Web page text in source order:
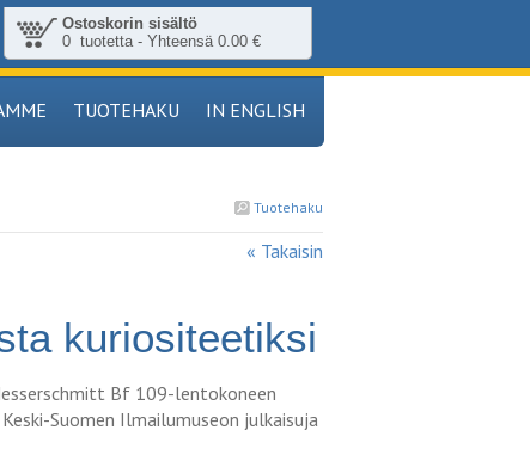
Ostoskorin sisältö
0 tuotetta - Yhteensä 0.00 €
TUOTEHAKU IN ENGLISH
Tuotehaku
« Takaisin
kuriositeetiksi
Bf 109-lentokoneen
Suomen Ilmailumuseon julkaisuja